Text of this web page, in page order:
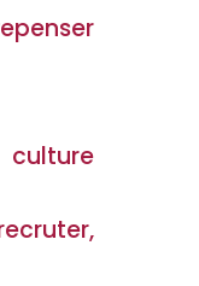
culture